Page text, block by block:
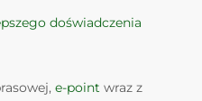
doświadczenia
e-point wraz z